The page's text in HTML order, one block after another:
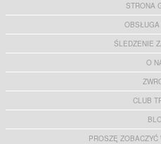
STRONA
ŚLEDZENIE
O
CLUB
PROSZĘ